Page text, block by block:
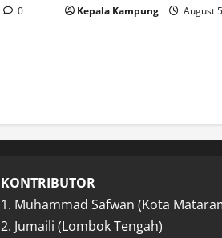
0 Kepala Kampung August
KONTRIBUTOR
1. Muhammad Safwan (Kota
2. Jumaili (Lombok Tengah)